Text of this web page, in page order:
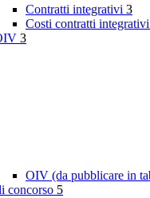
Contratti integrativi 3
Costi contratti integrativi
3
OIV (da pubblicare in
concorso 5